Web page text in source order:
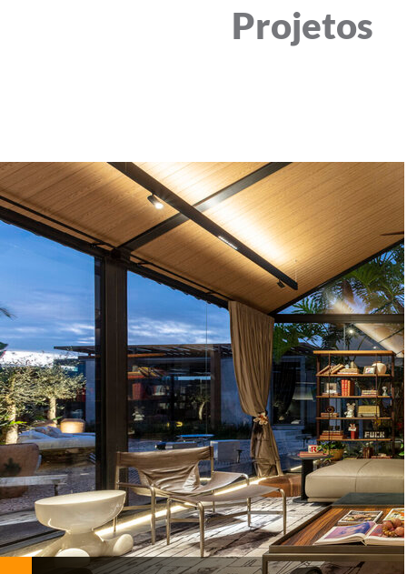
Projetos